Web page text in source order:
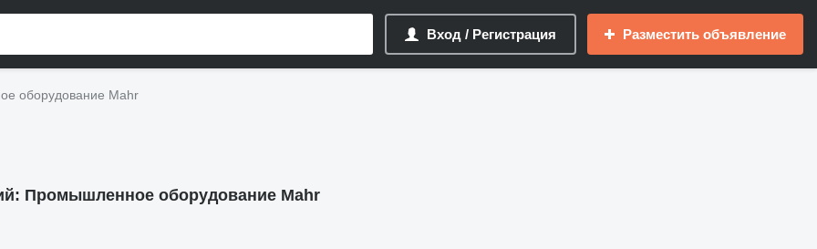
Вход / Регистрация Разместить объявление
оборудование Mahr
Промышленное оборудование Mahr